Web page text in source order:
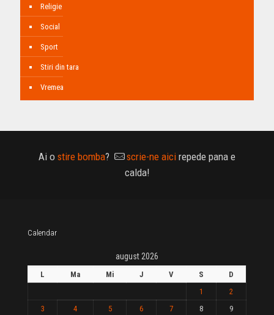
Religie
Social
Sport
Stiri din tara
Vremea
Ai o stire bomba? scrie-ne aici repede pana e
calda!
Calendar
august 2026
L Ma Mi J V S
D
1
2
3
4 5 6 7 8
9